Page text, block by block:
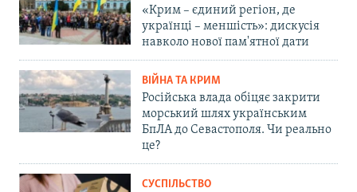
«Крим – єдиний регіон, де
українці – меншість»: дискусія
навколо нової пам'ятної дати
ВІЙНА ТА КРИМ
Російська влада обіцяє закрити
морський шлях українським
БпЛА до Севастополя. Чи реально
це?
СУСПІЛЬСТВО